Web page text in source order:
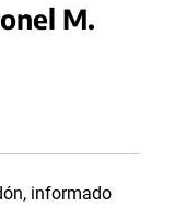
M.
informado